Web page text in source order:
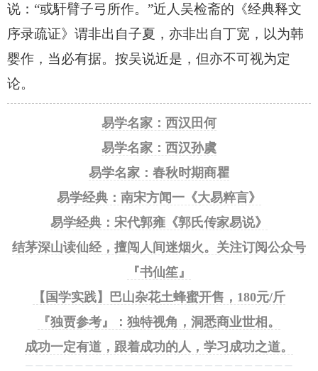
说：“或馯臂子弓所作。”近人吴检斋的《经典释文
序录疏证》谓非出自子夏，亦非出自丁宽，以为韩
婴作，当必有据。按吴说近是，但亦不可视为定
论。
易学名家：西汉田何
易学名家：西汉孙虞
易学名家：春秋时期商瞿
易学经典：南宋方闻一《大易粹言》
易学经典：宋代郭雍《郭氏传家易说》
结茅深山读仙经，擅闯人间迷烟火。关注订阅公众号
『书仙笙』
【国学实践】巴山杂花土蜂蜜开售，180元/斤
『独贾参考』：独特视角，洞悉商业世相。
成功一定有道，跟着成功的人，学习成功之道。